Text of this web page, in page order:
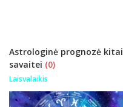
Astrologinė prognozė kitai
savaitei (0)
Laisvalaikis